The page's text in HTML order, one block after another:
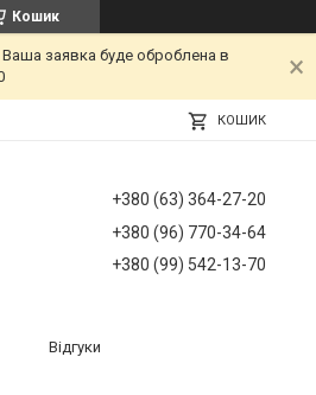
Кошик
Ваша заявка буде оброблена в
КОШИК
+380 (63) 364-27-20
+380 (96) 770-34-64
+380 (99) 542-13-70
Відгуки